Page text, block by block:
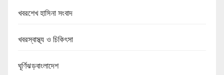
খবরশেখ হাসিনা সংবাদ
খবরস্বাস্থ্য ও চিকিৎসা
ঘূর্ণিঝড়বাংলাদেশ